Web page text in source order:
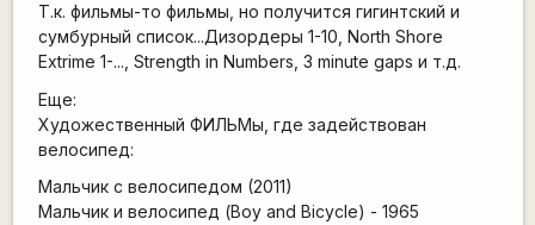
Т.к. фильмы-то фильмы, но получится гигинтский и
сумбурный список...Дизордеры 1-10, North Shore
Extrime 1-..., Strength in Numbers, 3 minute gaps и т.д.
Еще:
Художественный ФИЛЬМы, где задействован
велосипед:
Мальчик с велосипедом (2011)
Мальчик и велосипед (Boy and Bicycle) - 1965